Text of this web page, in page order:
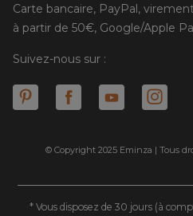
Carte bancaire, PayPal,
à partir de 50€, Google/Apple
Suivez-nous sur :
© Copyright 2025 Eminza | Tous
* Vous disposez de 30 jours (à